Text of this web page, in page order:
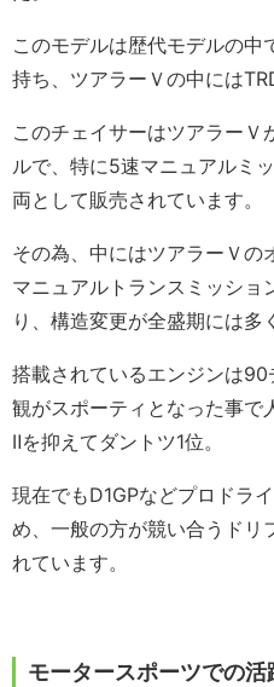
このモデルは歴代モデルの中
持ち、ツアラーＶの中には
このチェイサーはツアラー
ルで、特に5速マニュアルミ
両として販売されています。
その為、中にはツアラーＶの
マニュアルトランスミッショ
り、構造変更が全盛期には多
搭載されているエンジンは
観がスポーティとなった事で
Ⅱを抑えてダントツ1位。
現在でもD1GPなどプロドラ
め、一般の方が競い合うドリ
れています。
モータースポーツでの活